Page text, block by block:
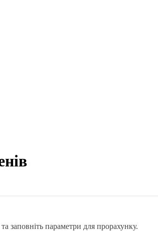
заповніть параметри для прорахунку.